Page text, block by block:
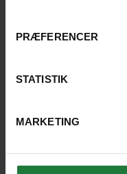
PRÆFERENCER
STATISTIK
MARKETING